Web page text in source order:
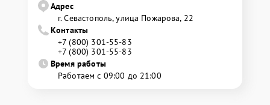
Адрес
г. Севастополь, улица Пожарова, 22
Контакты
+7 (800) 301-55-83
+7 (800) 301-55-83
Время работы
Работаем с 09:00 до 21:00